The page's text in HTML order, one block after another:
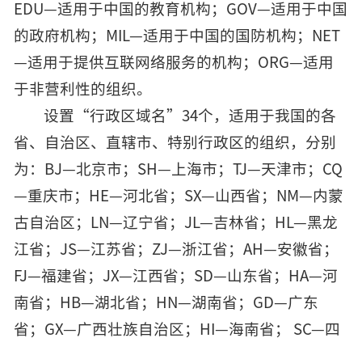
EDU—适用于中国的教育机构；GOV—适用于中国
的政府机构；MIL—适用于中国的国防机构；NET
—适用于提供互联网络服务的机构；ORG—适用
于非营利性的组织。
设置“行政区域名”34个，适用于我国的各
省、自治区、直辖市、特别行政区的组织，分别
为：BJ—北京市；SH—上海市；TJ—天津市；CQ
—重庆市；HE—河北省；SX—山西省；NM—内蒙
古自治区；LN—辽宁省；JL—吉林省；HL—黑龙
江省；JS—江苏省；ZJ—浙江省；AH—安徽省；
FJ—福建省；JX—江西省；SD—山东省；HA—河
南省；HB—湖北省；HN—湖南省；GD—广东
省；GX—广西壮族自治区；HI—海南省； SC—四